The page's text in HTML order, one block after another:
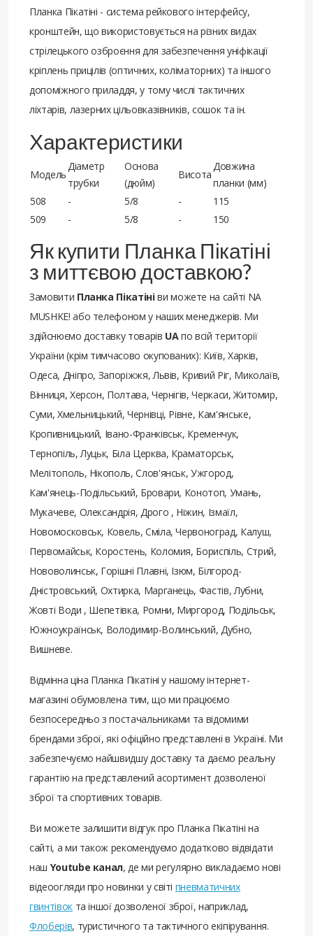
Планка Пікатіні - система рейкового інтерфейсу,
кронштейн, що використовується на різних видах
стрілецького озброєння для забезпечення уніфікації
кріплень прицілів (оптичних, коліматорних) та іншого
допоміжного приладдя, у тому числі тактичних
ліхтарів, лазерних цільовказівників, сошок та ін.
Характеристики
Модель
Діаметр
трубки
Основа
(дюйм)
Висота
Довжина
планки (мм)
508
- 5/8 -
115
509
- 5/8 - 150
Як купити Планка Пікатіні
з миттєвою доставкою?
Замовити Планка Пікатініви можете на сайті NA
MUSHKE! або телефоном у наших менеджерів. Ми
здійснюємо доставку товарів UAпо всій території
України (крім тимчасово окупованих): Київ, Харків,
Одеса, Дніпро, Запоріжжя, Львів, Кривий Ріг, Миколаїв,
Вінниця, Херсон, Полтава, Чернігів, Черкаси, Житомир,
Суми, Хмельницький, Чернівці, Рівне, Кам'янське,
Кропивницький, Івано-Франківськ, Кременчук,
Тернопіль, Луцьк, Біла Церква, Краматорськ,
Мелітополь, Нікополь, Слов'янськ, Ужгород,
Кам'янець-Подільський, Бровари, Конотоп, Умань,
Мукачеве, Олександрія, Дрого , Ніжин, Ізмаїл,
Новомосковськ, Ковель, Сміла, Червоноград, Калуш,
Первомайськ, Коростень, Коломия, Бориспіль, Стрий,
Нововолинськ, Горішні Плавні, Ізюм, Білгород-
Дністровський, Охтирка, Марганець, Фастів, Лубни,
Жовті Води , Шепетівка, Ромни, Миргород, Подільськ,
Южноукраїнськ, Володимир-Волинський, Дубно,
Вишневе.
Відмінна ціна Планка Пікатіні у нашому інтернет-
магазині обумовлена ​​тим, що ми працюємо
безпосередньо з постачальниками та відомими
брендами зброї, які офіційно представлені в Україні. Ми
забезпечуємо найшвидшу доставку та даємо реальну
гарантію на представлений асортимент дозволеної
зброї та спортивних товарів.
Ви можете залишити відгук про Планка Пікатіні на
сайті, а ми також рекомендуємо додатково відвідати
наш Youtube канал, де ми регулярно викладаємо нові
відеоогляди про новинки у світі пневматичних
гвинтівокта іншої дозволеної зброї, наприклад,
Флоберів, туристичного та тактичного екіпірування.